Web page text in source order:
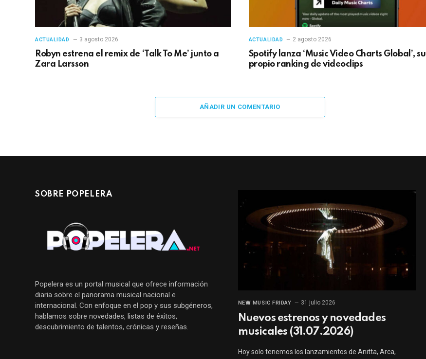
ACTUALIDAD 3 agosto 2026
Robyn estrena el remix de ‘Talk To Me’ junto a
Zara Larsson
ACTUALIDAD 2 agosto 2026
Spotify lanza ‘Music Video Charts Global’, su
propio ranking de videoclips
AÑADIR UN COMENTARIO
SOBRE POPELERA
Popelera es un portal musical que ofrece información
diaria sobre el panorama musical nacional e
internacional. Con enfoque en el pop y sus subgéneros,
hablamos sobre novedades, listas de éxitos,
descubrimiento de talentos, crónicas y reseñas.
NEW MUSIC FRIDAY 31 julio 2026
Nuevos estrenos y novedades
musicales (31.07.2026)
Hoy solo tenemos los lanzamientos de Anitta, Arca,